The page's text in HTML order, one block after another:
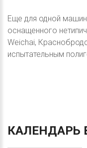
Еще для одной
оснащенного
Weichai,
испытательным
КАЛЕНДАРЬ